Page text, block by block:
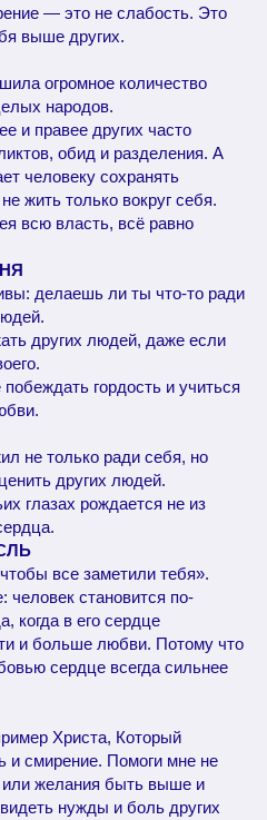
— это не слабость. Это
выше других.
огромное количество
народов.
и правее других часто
обид и разделения. А
человеку сохранять
жить только вокруг себя.
всю власть, всё равно
делаешь ли ты что-то ради
других людей, даже если
гордость и учиться
не только ради себя, но
других людей.
глазах рождается не из
все заметили тебя».
человек становится по-
когда в его сердце
и больше любви. Потому что
сердце всегда сильнее
Христа, Который
и смирение. Помоги мне не
или желания быть выше и
нужды и боль других